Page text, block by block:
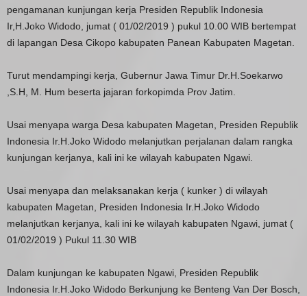
pengamanan kunjungan kerja Presiden Republik Indonesia
Ir,H.Joko Widodo, jumat ( 01/02/2019 ) pukul 10.00 WIB bertempat
di lapangan Desa Cikopo kabupaten Panean Kabupaten Magetan.
Turut mendampingi kerja, Gubernur Jawa Timur Dr.H.Soekarwo
,S.H, M. Hum beserta jajaran forkopimda Prov Jatim.
Usai menyapa warga Desa kabupaten Magetan, Presiden Republik
Indonesia Ir.H.Joko Widodo melanjutkan perjalanan dalam rangka
kunjungan kerjanya, kali ini ke wilayah kabupaten Ngawi.
Usai menyapa dan melaksanakan kerja ( kunker ) di wilayah
kabupaten Magetan, Presiden Indonesia Ir.H.Joko Widodo
melanjutkan kerjanya, kali ini ke wilayah kabupaten Ngawi, jumat (
01/02/2019 ) Pukul 11.30 WIB
Dalam kunjungan ke kabupaten Ngawi, Presiden Republik
Indonesia Ir.H.Joko Widodo Berkunjung ke Benteng Van Der Bosch,